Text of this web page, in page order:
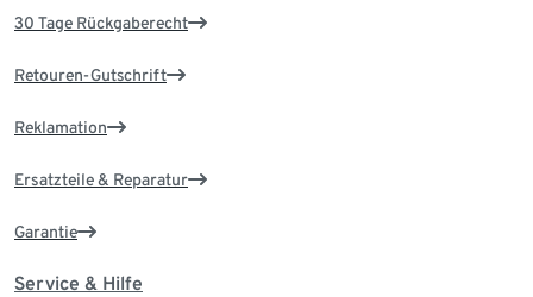
30 Tage Rückgaberecht
Retouren-Gutschrift
Reklamation
Ersatzteile & Reparatur
Garantie
Service & Hilfe